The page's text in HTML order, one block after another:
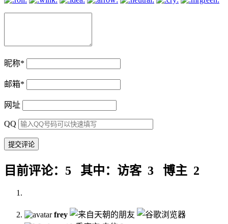
昵称*
邮箱*
网址
QQ
目前评论：5 其中：访客 3 博主 2
frey